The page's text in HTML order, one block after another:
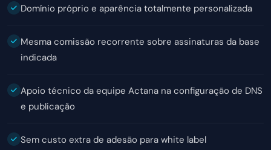
Domínio próprio e aparência totalmente personalizada
Mesma comissão recorrente sobre assinaturas da base
indicada
Apoio técnico da equipe Actana na configuração de DNS
e publicação
Sem custo extra de adesão para white label